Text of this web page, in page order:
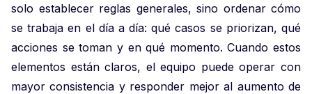
solo establecer reglas generales, sino ordenar cómo
se trabaja en el día a día: qué casos se priorizan, qué
acciones se toman y en qué momento. Cuando estos
elementos están claros, el equipo puede operar con
mayor consistencia y responder mejor al aumento de